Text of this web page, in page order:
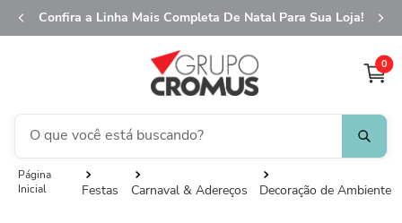
Confira a Linha Mais Completa De Natal Para Sua Loja!
0
O que você está buscando?
1º fita aramada
Festas Carnaval & Adereços Decoração de Ambiente